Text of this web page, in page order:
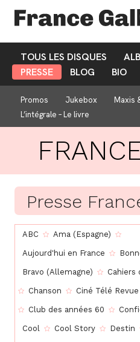
TOUS LES DISQUES
PRESSE
BLOG BIO
Promos Jukebox Maxis
L’intégrale – Le livre
Presse
ABC Ama (Espagne)
Aujourd'hui en France
Bravo (Allemagne) Cahiers
Chanson Ciné Télé Revue
Club des années 60
Cool Cool Story Destin